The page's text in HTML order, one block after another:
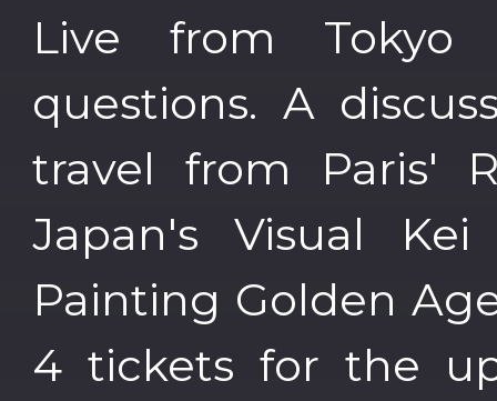
Live from Tokyo
questions. A
travel from Paris'
Japan's Visual
Painting Golden
4 tickets for the